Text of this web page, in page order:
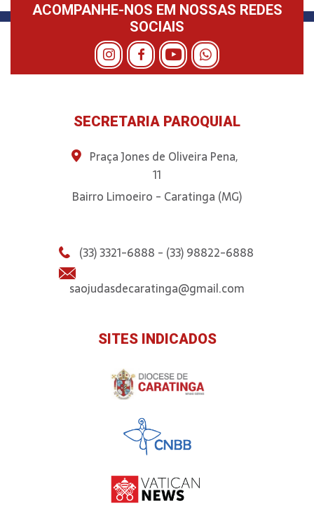
ACOMPANHE-NOS EM NOSSAS REDES
SOCIAIS
SECRETARIA PAROQUIAL
Praça Jones de Oliveira Pena,
11
Bairro Limoeiro - Caratinga (MG)
(33) 3321-6888 - (33) 98822-6888
saojudasdecaratinga@gmail.com
SITES INDICADOS